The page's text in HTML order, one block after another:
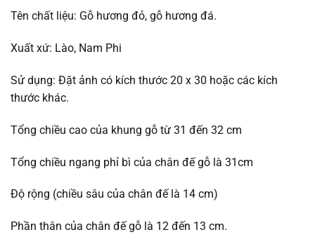
Tên chất liệu: Gỗ hương đỏ, gỗ hương đá.
Xuất xứ: Lào, Nam Phi
Sử dụng: Đặt ảnh có kích thước 20 x 30 hoặc các kích
thước khác.
Tổng chiều cao của khung gỗ từ 31 đến 32 cm
Tổng chiều ngang phỉ bì của chân đế gỗ là 31cm
Độ rộng (chiều sâu của chân đế là 14 cm)
Phần thân của chân đế gỗ là 12 đến 13 cm.